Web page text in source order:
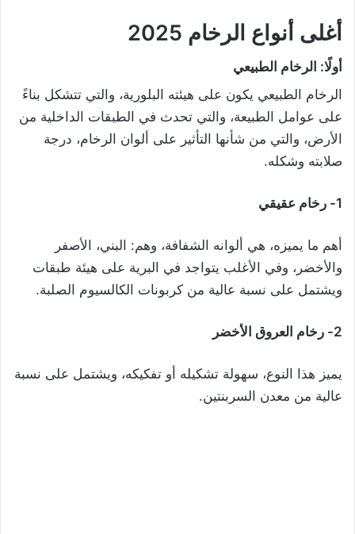
أغلى أنواع الرخام 2025
أولًا: الرخام الطبيعي
الرخام الطبيعي يكون على هيئته البلورية، والتي تتشكل بناءً
على عوامل الطبيعة، والتي تحدث في الطبقات الداخلية من
الأرض، والتي من شأنها التأثير على ألوان الرخام، درجة
صلابته وشكله.
1- رخام عقيقي
أهم ما يميزه، هي ألوانه الشفافة، وهم: البني، الأصفر
والأخضر، وفي الأغلب يتواجد في البرية على هيئة طبقات
ويشتمل على نسبة عالية من كربونات الكالسيوم الصلبة.
2- رخام العروق الأخضر
يميز هذا النوع، سهولة تشكيله أو تفكيكه، ويشتمل على نسبة
عالية من معدن السربنتين.